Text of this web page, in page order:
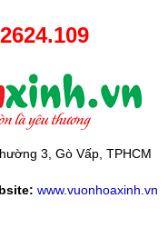
3, Gò Vấp, TPHCM
www.vuonhoaxinh.vn